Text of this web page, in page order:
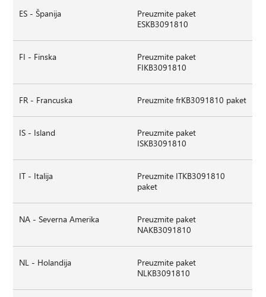
ES - Španija
Preuzmite paket
ESKB3091810
FI - Finska
Preuzmite paket
FIKB3091810
FR - Francuska Preuzmite frKB3091810 paket
IS - Island
Preuzmite paket
ISKB3091810
IT - Italija
Preuzmite ITKB3091810
paket
NA - Severna Amerika
Preuzmite paket
NAKB3091810
NL - Holandija
Preuzmite paket
NLKB3091810